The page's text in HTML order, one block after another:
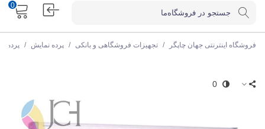
0
فروشگاه اینترنتی جهان چاپگر / تجهیزات فروشگاهی و بانکی / پرده نمایش / پرده
0